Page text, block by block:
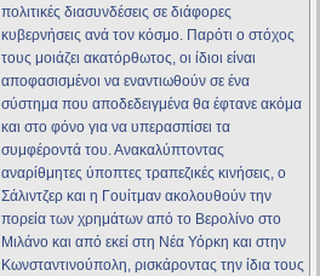
πολιτικές διασυνδέσεις σε διάφορες
κυβερνήσεις ανά τον κόσμο. Παρότι ο στόχος
τους μοιάζει ακατόρθωτος, οι ίδιοι είναι
αποφασισμένοι να εναντιωθούν σε ένα
σύστημα που αποδεδειγμένα θα έφτανε ακόμα
και στο φόνο για να υπερασπίσει τα
συμφέροντά του. Ανακαλύπτοντας
αναρίθμητες ύποπτες τραπεζικές κινήσεις, ο
Σάλιντζερ και η Γουίτμαν ακολουθούν την
πορεία των χρημάτων από το Βερολίνο στο
Μιλάνο και από εκεί στη Νέα Υόρκη και στην
Κωνσταντινούπολη, ρισκάροντας την ίδια τους